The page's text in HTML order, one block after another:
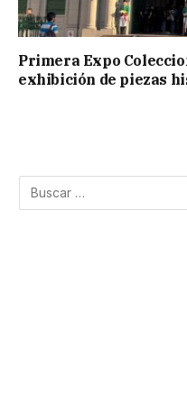
Primera Expo
exhibición de piezas